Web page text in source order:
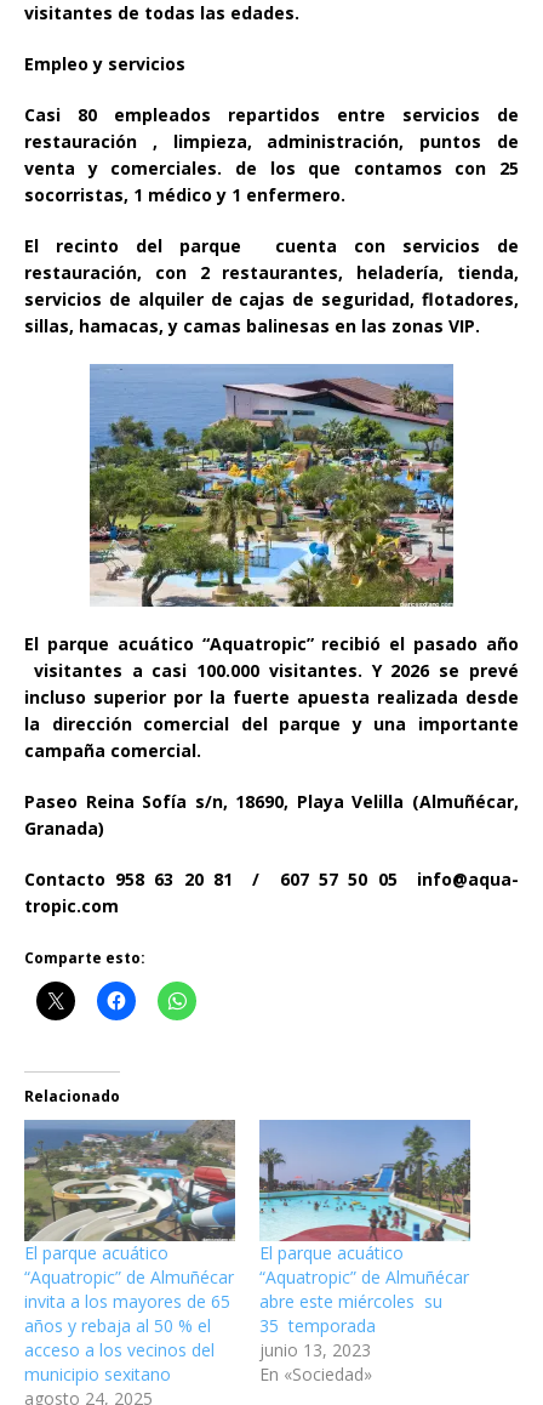
visitantes de todas las edades.
Empleo y servicios
Casi 80 empleados repartidos entre servicios de
restauración , limpieza, administración, puntos de
venta y comerciales. de los que contamos con 25
socorristas, 1 médico y 1 enfermero.
El recinto del parque cuenta con servicios de
restauración, con 2 restaurantes, heladería, tienda,
servicios de alquiler de cajas de seguridad, flotadores,
sillas, hamacas, y camas balinesas en las zonas VIP.
El parque acuático “Aquatropic” recibió el pasado año
visitantes a casi 100.000 visitantes. Y 2026 se prevé
incluso superior por la fuerte apuesta realizada desde
la dirección comercial del parque y una importante
campaña comercial.
Paseo Reina Sofía s/n, 18690, Playa Velilla (Almuñécar,
Granada)
Contacto 958 63 20 81 / 607 57 50 05 info@aqua-
tropic.com
Comparte esto:
Relacionado
El parque acuático
“Aquatropic” de Almuñécar
invita a los mayores de 65
años y rebaja al 50 % el
acceso a los vecinos del
municipio sexitano
agosto 24, 2025
El parque acuático
“Aquatropic” de Almuñécar
abre este miércoles su
35 temporada
junio 13, 2023
En «Sociedad»